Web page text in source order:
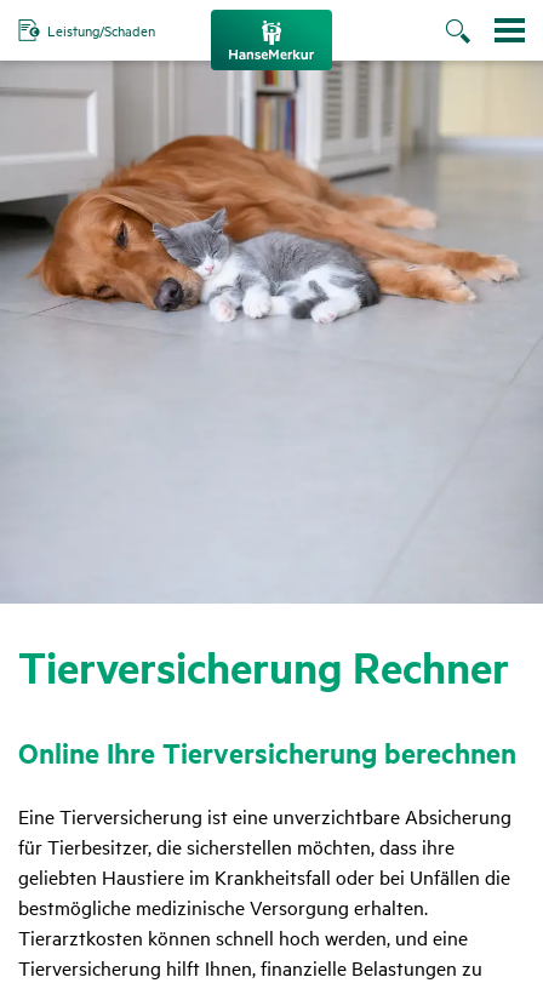
Leistung/Schaden
Tier­ver­si­che­rung Rechner
Online Ihre Tier­ver­si­che­rung berechnen
Eine Tierversicherung ist eine unverzichtbare Absicherung
für Tierbesitzer, die sicherstellen möchten, dass ihre
geliebten Haustiere im Krankheitsfall oder bei Unfällen die
bestmögliche medizinische Versorgung erhalten.
Tierarztkosten können schnell hoch werden, und eine
Tierversicherung hilft Ihnen, finanzielle Belastungen zu